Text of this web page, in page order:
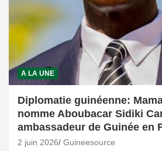
A LA UNE
Diplomatie guinéenne:
nomme Aboubacar Sidiki
ambassadeur de Guinée en
2 juin 2026 Guineesource